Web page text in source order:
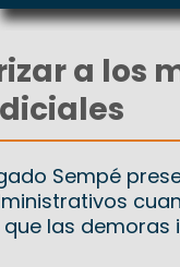
a los
Sempé
las